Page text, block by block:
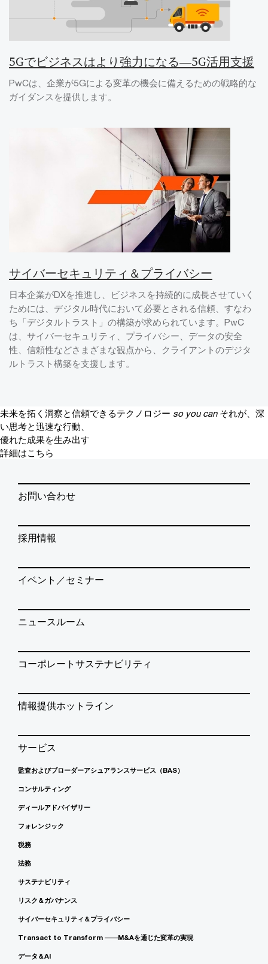
5Gでビジネスはより強力になる―5G活用支援
PwCは、企業が5Gによる変革の機会に備えるための戦略的な
ガイダンスを提供します。
サイバーセキュリティ＆プライバシー
日本企業がDXを推進し、ビジネスを持続的に成長させていく
ためには、デジタル時代において必要とされる信頼、すなわ
ち「デジタルトラスト」の構築が求められています。PwC
は、サイバーセキュリティ、プライバシー、データの安全
性、信頼性などさまざまな観点から、クライアントのデジタ
ルトラスト構築を支援します。
未来を拓く洞察と信頼できるテクノロジー so you can それが、深
い思考と迅速な行動、
優れた成果を生み出す
詳細はこちら
お問い合わせ
採用情報
イベント／セミナー
ニュースルーム
コーポレートサステナビリティ
情報提供ホットライン
サービス
監査およびブローダーアシュアランスサービス（BAS）
コンサルティング
ディールアドバイザリー
フォレンジック
税務
法務
サステナビリティ
リスク＆ガバナンス
サイバーセキュリティ＆プライバシー
Transact to Transform ――M&Aを通じた変革の実現
データ＆AI